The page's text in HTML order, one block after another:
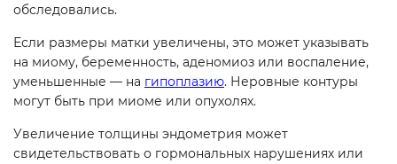
обследовались.
Если размеры матки увеличены, это может указывать
на миому, беременность, аденомиоз или воспаление,
уменьшенные — на гипоплазию. Неровные контуры
могут быть при миоме или опухолях.
Увеличение толщины эндометрия может
свидетельствовать о гормональных нарушениях или